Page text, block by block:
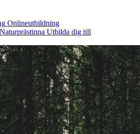
Onlineutbildning
Utbilda dig till